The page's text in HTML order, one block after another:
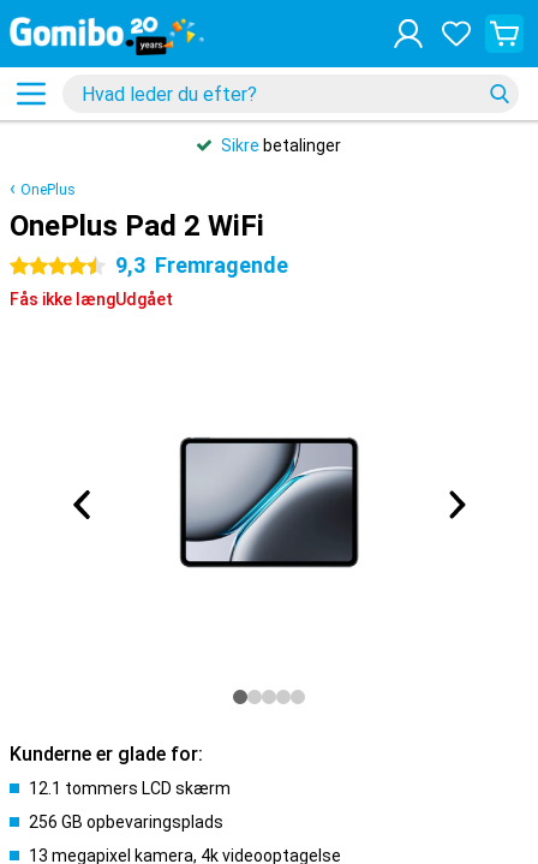
Sikre betalinger
OnePlus
OnePlus Pad 2 WiFi
4.5 stjerner 9,3 Fremragende
Fås ikke længUdgået
Kunderne er glade for:
12.1 tommers LCD skærm
256 GB opbevaringsplads
13 megapixel kamera, 4k videooptagelse